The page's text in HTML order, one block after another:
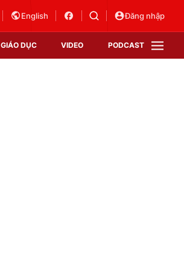
English Đăng nhập
GIÁO DỤC VIDEO PODCAST